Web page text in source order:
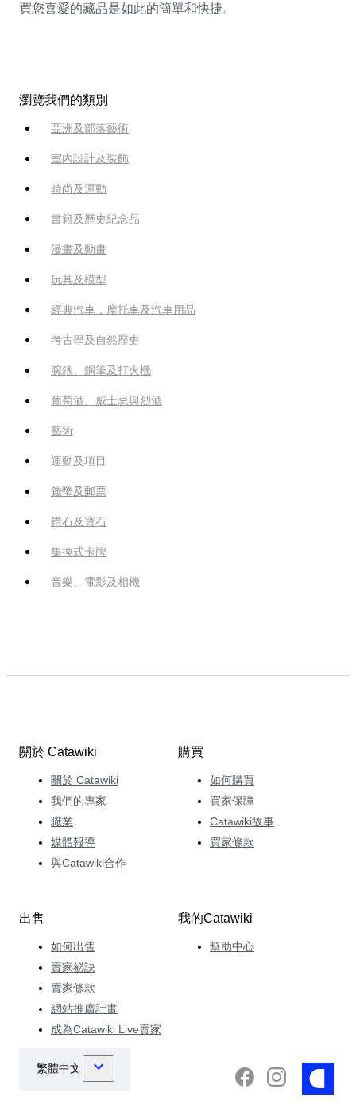
買您喜愛的藏品是如此的簡單和快捷。
瀏覽我們的類別
亞洲及部落藝術
室內設計及裝飾
時尚及運動
書籍及歷史紀念品
漫畫及動畫
玩具及模型
經典汽車，摩托車及汽車用品
考古學及自然歷史
腕錶、鋼筆及打火機
葡萄酒、威士忌與烈酒
藝術
運動及項目
錢幣及郵票
鑽石及寶石
集換式卡牌
音樂、電影及相機
關於 Catawiki
關於 Catawiki
我們的專家
職業
媒體報導
與Catawiki合作
購買
如何購買
買家保障
Catawiki故事
買家條款
出售
如何出售
賣家祕訣
賣家條款
網站推廣計畫
成為Catawiki Live賣家
我的Catawiki
幫助中心